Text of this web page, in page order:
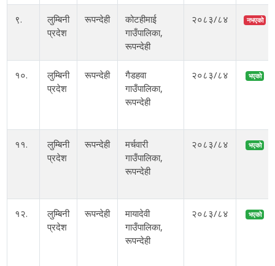
९.
लुम्बिनी
प्रदेश
रूपन्देही
कोटहीमाई
गाउँपालिका,
रूपन्देही
२०८३/८४ नभएको
१०.
लुम्बिनी
प्रदेश
रूपन्देही
गैडहवा
गाउँपालिका,
रूपन्देही
२०८३/८४ भएको
११.
लुम्बिनी
प्रदेश
रूपन्देही
मर्चवारी
गाउँपालिका,
रूपन्देही
२०८३/८४ भएको
१२.
लुम्बिनी
प्रदेश
रूपन्देही
मायादेवी
गाउँपालिका,
रूपन्देही
२०८३/८४ भएको